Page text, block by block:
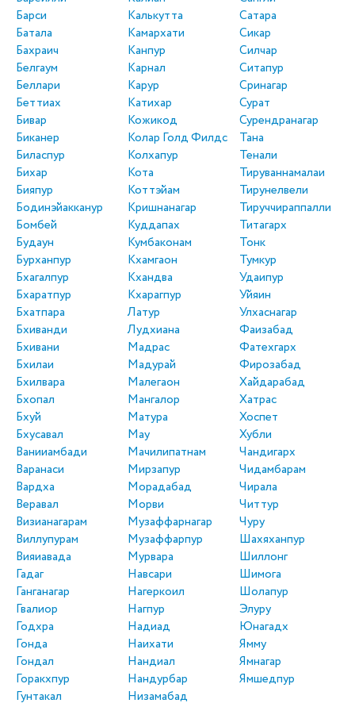
Барси
Батала
Бахраич
Белгаум
Беллари
Беттиах
Бивар
Биканер
Биласпур
Бихар
Бияпур
Бодинэйакканур
Бомбей
Будаун
Бурханпур
Бхагалпур
Бхаратпур
Бхатпара
Бхиванди
Бхивани
Бхилаи
Бхилвара
Бхопал
Бхуй
Бхусавал
Ванииамбади
Варанаси
Вардха
Веравал
Визианагарам
Виллупурам
Вияиавада
Гадаг
Ганганагар
Гвалиор
Годхра
Гонда
Гондал
Горакхпур
Гунтакал
Калькутта
Камархати
Канпур
Карнал
Карур
Катихар
Кожикод
Колар Голд Филдс
Колхапур
Кота
Коттэйам
Кришнанагар
Куддапах
Кумбаконам
Кхамгаон
Кхандва
Кхарагпур
Латур
Лудхиана
Мадрас
Мадурай
Малегаон
Мангалор
Матура
Мау
Мачилипатнам
Мирзапур
Морадабад
Морви
Музаффарнагар
Музаффарпур
Мурвара
Навсари
Нагеркоил
Нагпур
Надиад
Наихати
Нандиал
Нандурбар
Низамабад
Сатара
Сикар
Силчар
Ситапур
Сринагар
Сурат
Сурендранагар
Тана
Тенали
Тируваннамалаи
Тирунелвели
Тируччираппалли
Титагарх
Тонк
Тумкур
Удаипур
Уйяин
Улхаснагар
Фаизабад
Фатехгарх
Фирозабад
Хайдарабад
Хатрас
Хоспет
Хубли
Чандигарх
Чидамбарам
Чирала
Читтур
Чуру
Шахяханпур
Шиллонг
Шимога
Шолапур
Элуру
Юнагадх
Ямму
Ямнагар
Ямшедпур